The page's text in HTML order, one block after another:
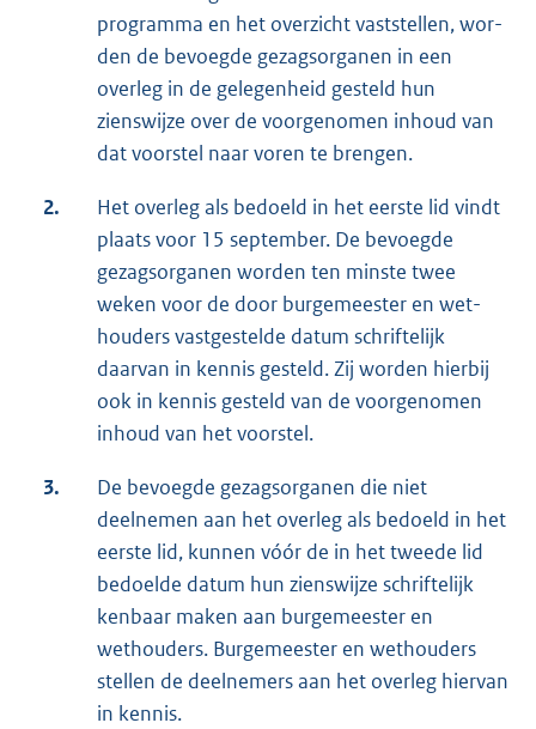
programma en het overzicht vaststellen, wor­
den de bevoegde gezagsorganen in een
overleg in de gelegenheid gesteld hun
zienswijze over de voorgenomen inhoud van
dat voorstel naar voren te brengen.
2.
Het overleg als bedoeld in het eerste lid vindt
plaats voor 15 september. De bevoegde
gezagsorganen worden ten minste twee
weken voor de door burgemeester en wet­
houders vastgestelde datum schriftelijk
daarvan in kennis gesteld. Zij worden hierbij
ook in ken­nis gesteld van de voorgenomen
inhoud van het voorstel.
3.
De bevoegde gezagsorganen die niet
deelnemen aan het overleg als bedoeld in het
eer­ste lid, kunnen vóór de in het tweede lid
bedoelde datum hun zienswijze schriftelijk
ken­baar maken aan burgemeester en
wethouders. Burgemeester en wethouders
stel­len de deelnemers aan het overleg hiervan
in kennis.